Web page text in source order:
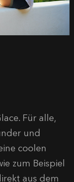
Für alle,
und
coolen
zum Beispiel
aus dem